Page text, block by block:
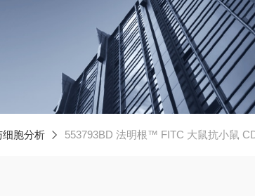
细胞分析 553793BD 法明根™ FITC 大鼠抗小鼠